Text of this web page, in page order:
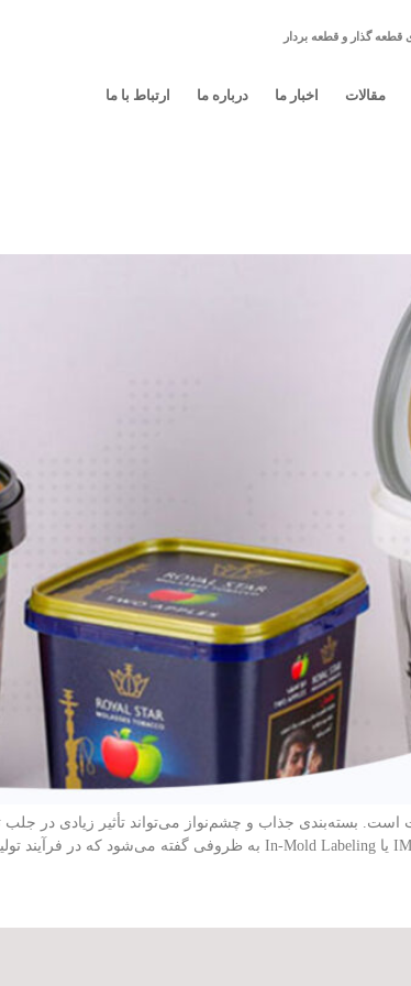
قطعه گذار و قطعه بردار
مقالات اخبار ما درباره ما ارتباط با ما
است. بسته‌بندی جذاب و چشم‌نواز می‌تواند تأثیر زیادی در